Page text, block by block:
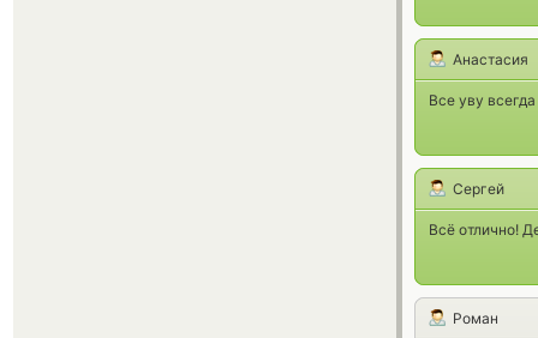
Анастасия
Все уву
Сергей
Всё отлично!
Роман